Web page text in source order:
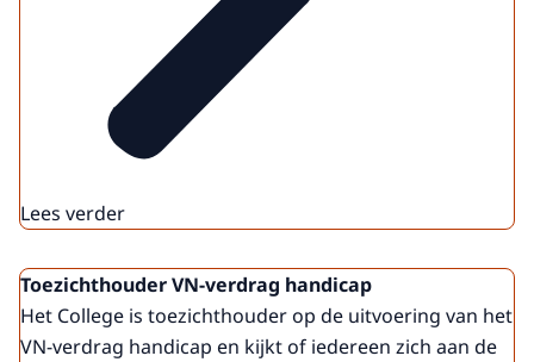
Lees verder
Toezichthouder VN-verdrag handicap
Het College is toezichthouder op de uitvoering van het
VN-verdrag handicap en kijkt of iedereen zich aan de